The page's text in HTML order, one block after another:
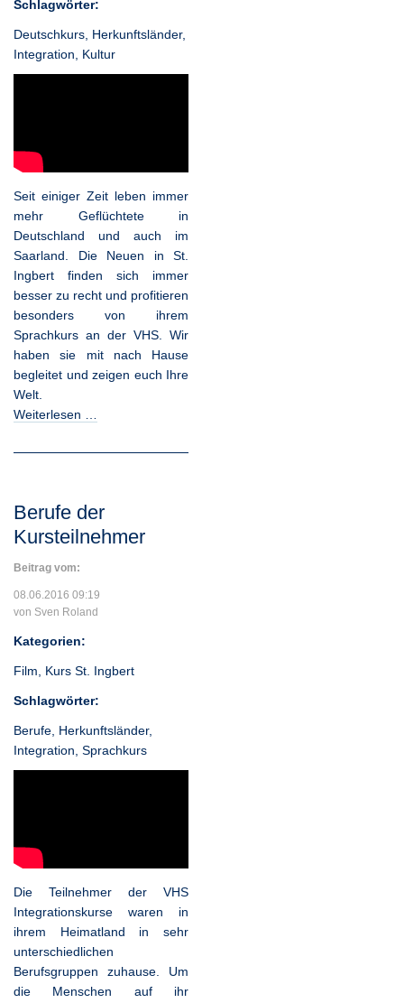
Schlagwörter:
Deutschkurs Herkunftsländer,
Integration
Kultur
Seit einiger Zeit leben immer
mehr Geflüchtete in
Deutschland und auch im
Saarland. Die Neuen in St.
Ingbert finden sich immer
besser zu recht und profitieren
besonders von ihrem
Sprachkurs an der VHS. Wir
haben sie mit nach Hause
begleitet und zeigen euch Ihre
Welt.
Weiterlesen …
Berufe der
Kursteilnehmer
Beitrag vom:
08.06.2016 09:19
von Sven Roland
Kategorien:
Film, Kurs St. Ingbert
Schlagwörter:
Berufe, Herkunftsländer,
Integration, Sprachkurs
Die Teilnehmer der VHS
Integrationskurse waren in
ihrem Heimatland in sehr
unterschiedlichen
Berufsgruppen zuhause. Um
die Menschen auf ihr